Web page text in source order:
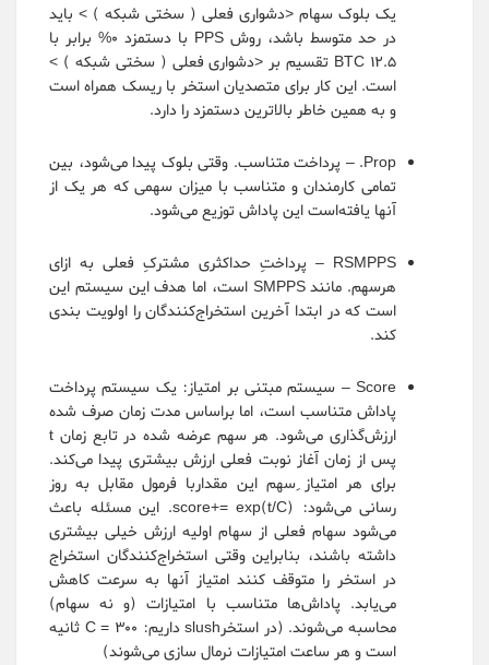
یک بلوک سهام ˃دشواری فعلی ( سختی شبکه ) ˂ باید
در حد متوسط باشد، روش PPS با دستمزد 0% برابر با
12.5 BTC تقسیم بر ˃دشواری فعلی ( سختی شبکه ) ˂
است. این کار برای متصدیان استخر با ریسک همراه است
و به همین خاطر بالاترین دستمزد را دارد.
Prop. – پرداخت متناسب. وقتی بلوک پیدا می‌شود، بین
تمامی کارمندان و متناسب با میزان سهمی که هر یک از
آنها یافته‌است این پاداش توزیع می‌شود.
RSMPPS – پرداختِ حداکثری مشترکِ فعلی به ازای
هرسهم. مانند SMPPS است، اما هدف این سیستم این
است که در ابتدا آخرین استخراج‌کنندگان را اولویت بندی
کند.
Score – سیستم مبتنی بر امتیاز: یک سیستم پرداخت
پاداش متناسب است، اما براساس مدت زمان صرف شده
ارزش‌گذاری می‌شود. هر سهم عرضه شده در تابع زمان t
پس از زمان آغاز نوبت فعلی ارزش بیشتری پیدا می‌کند.
برای هر امتیاز ِسهم این مقداربا فرمول مقابل به روز
رسانی می‌شود: score+= exp(t/C). این مسئله باعث
می‌شود سهام فعلی از سهام اولیه ارزش خیلی بیشتری
داشته باشند، بنابراین وقتی استخراج‌کنندگان استخراج
در استخر را متوقف کنند امتیاز آنها به سرعت کاهش
می‌یابد. پاداش‌ها متناسب با امتیازات (و نه سهام)
محاسبه می‌شوند. (در استخرslush داریم: C = 300 ثانیه
است و هر ساعت امتیازات نرمال سازی می‌شوند)